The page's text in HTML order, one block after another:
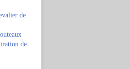
de
de